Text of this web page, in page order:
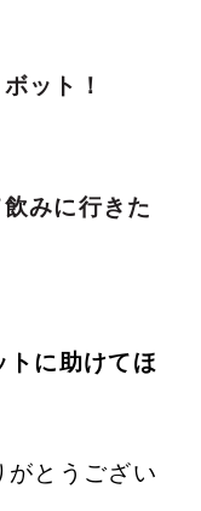
ット！
みに行きた
トに助けてほ
がとうござい